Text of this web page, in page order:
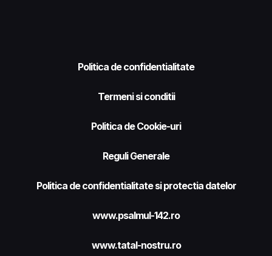
Politica de confidentialitate
Termeni si conditii
Politica de Cookie-uri
Reguli Generale
Politica de confidentialitate si protectia datelor
www.psalmul-142.ro
www.tatal-nostru.ro